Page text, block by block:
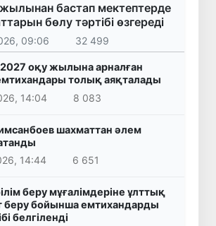
бастап мектептерде
бөлу тәртібі өзгереді
09:06 32 499
2027 оқу жылына арналған
толық аяқталады
14:04
8 083
шахматтан әлем
14:44
6 651
беру мұғалімдеріне ұлттық
беру бойынша емтихандарды
белгіленді